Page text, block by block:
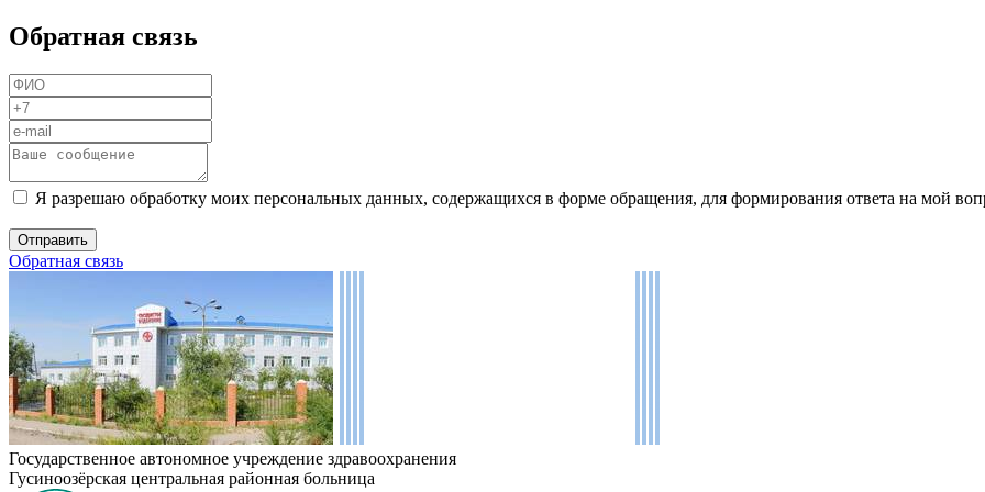
Обратная связь
Я разрешаю обработку моих персональных данных, содержащихся в форме обращения, для формирования ответа на мой
Обратная связь
Государственное автономное учреждение здравоохранения
Гусиноозёрская центральная районная больница